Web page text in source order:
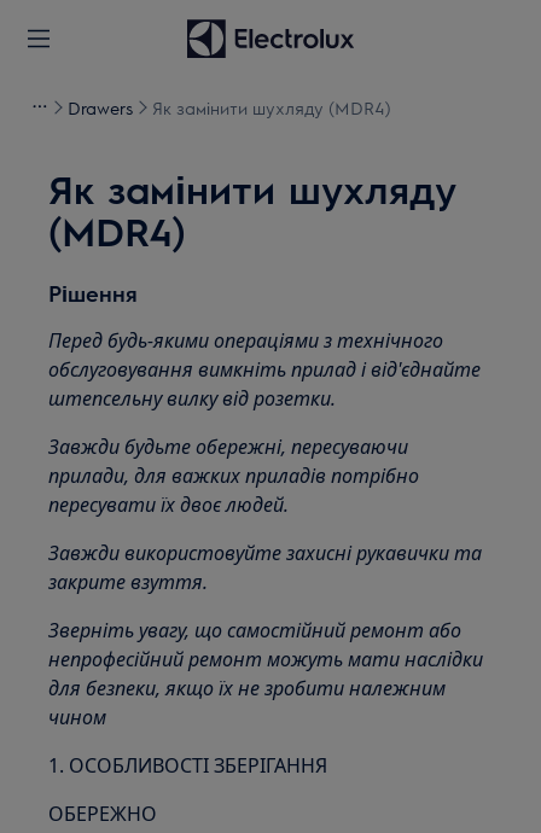
Drawers Як замінити шухляду (MDR4)
Як замінити шухляду
(MDR4)
Рішення
Перед будь-якими операціями з технічного
обслуговування вимкніть прилад і від'єднайте
штепсельну вилку від розетки.
Завжди будьте обережні, пересуваючи
прилади, для важких приладів потрібно
пересувати їх двоє людей.
Завжди використовуйте захисні рукавички та
закрите взуття.
Зверніть увагу, що самостійний ремонт або
непрофесійний ремонт можуть мати наслідки
для безпеки, якщо їх не зробити належним
чином
1. ОСОБЛИВОСТІ ЗБЕРІГАННЯ
ОБЕРЕЖНО